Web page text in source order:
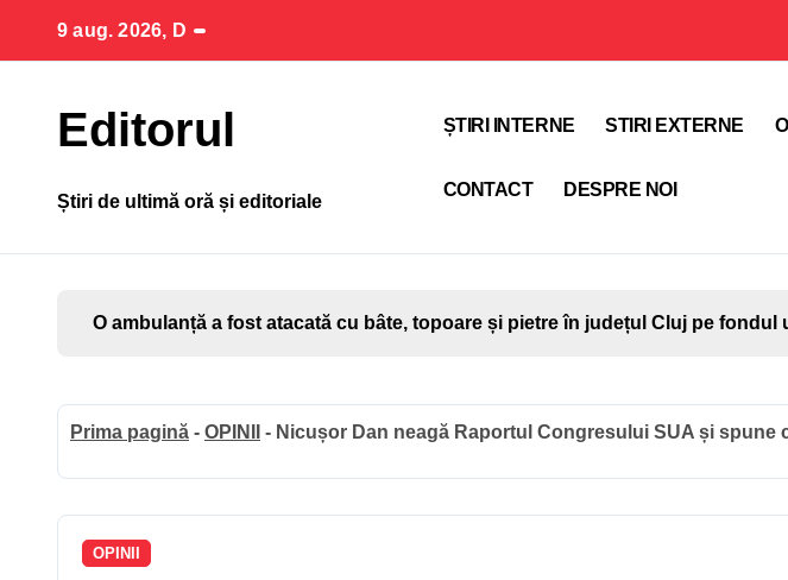
conținut
9 aug. 2026, D
Editorul
Știri de ultimă oră și editoriale
ȘTIRI INTERNE STIRI EXTERNE
CONTACT DESPRE NOI
O ambulanță a fost atacată cu bâte, topoare și pietre în județul Cluj pe fondul
Prima pagină - OPINII - Nicușor Dan neagă Raportul Congresului SUA și spune
OPINII